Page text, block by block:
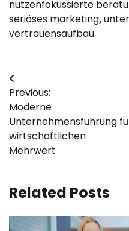
nutzenfokussierte
seriöses marketing,
vertrauensaufbau
Post
navigation
Previous:
Moderne
Unternehmensführung
wirtschaftlichen
Mehrwert
Related Posts